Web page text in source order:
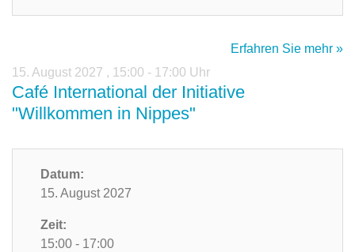
Erfahren Sie mehr »
15. August 2027 , 15:00 - 17:00 Uhr
Café International der Initiative
"Willkommen in Nippes"
Datum:
15. August 2027
Zeit:
15:00 - 17:00